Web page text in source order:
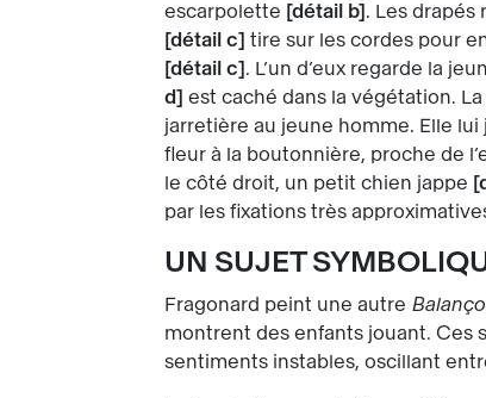
escarpolette détail b . Les drapés
détail c
tire sur les cordes pour
détail c . L’un d’eux regarde la
d
est caché dans la végétation.
jarretière au jeune homme. Elle
fleur à la boutonnière, proche de
le côté droit, un petit chien jappe
par les fixations très
UN SUJET
Fragonard peint une autre
montrent des enfants jouant. Ces
sentiments instables, oscillant